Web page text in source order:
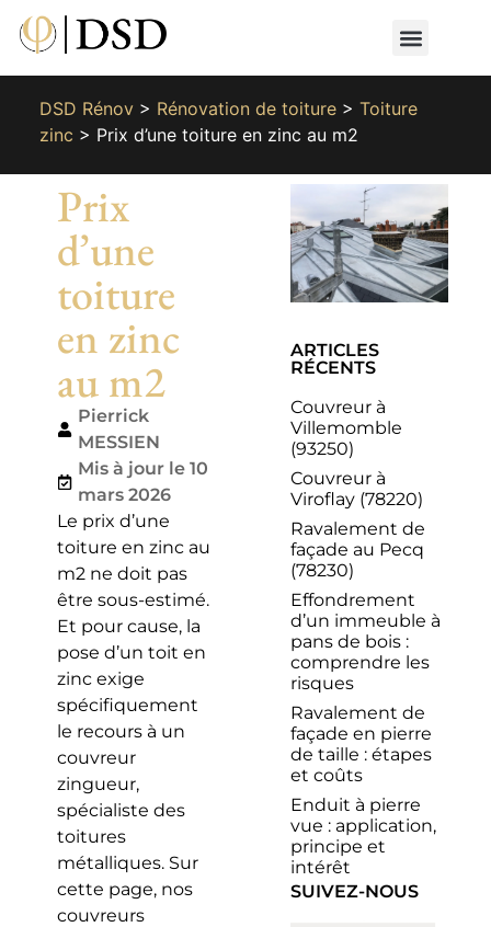
DSD Rénov> Rénovation de toiture> Toiture
zinc > Prix d’une toiture en zinc au m2
Prix
d’une
toiture
en zinc
au m2
Pierrick
MESSIEN
Mis à jour le 10
mars 2026
Le prix d’une
toiture en zinc au
m2 ne doit pas
être sous-estimé.
Et pour cause, la
pose d’un toit en
zinc exige
spécifiquement
le recours à un
couvreur
zingueur,
spécialiste des
toitures
métalliques. Sur
cette page, nos
couvreurs
ARTICLES
RÉCENTS
Couvreur à
Villemomble
(93250)
Couvreur à
Viroflay (78220)
Ravalement de
façade au Pecq
(78230)
Effondrement
d’un immeuble à
pans de bois :
comprendre les
risques
Ravalement de
façade en pierre
de taille : étapes
et coûts
Enduit à pierre
vue : application,
principe et
intérêt
SUIVEZ-NOUS